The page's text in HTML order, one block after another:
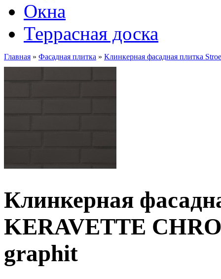
Окна
Террасная доска
Главная » Фасадная плитка » Клинкерная фасадная плитка
Клинкерная
KERAVETTE
graphit